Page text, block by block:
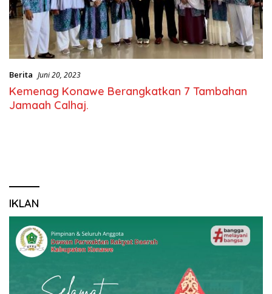
Berita Juni 20, 2023
Kemenag Konawe Berangkatkan 7 Tambahan
Jamaah Calhaj.
IKLAN